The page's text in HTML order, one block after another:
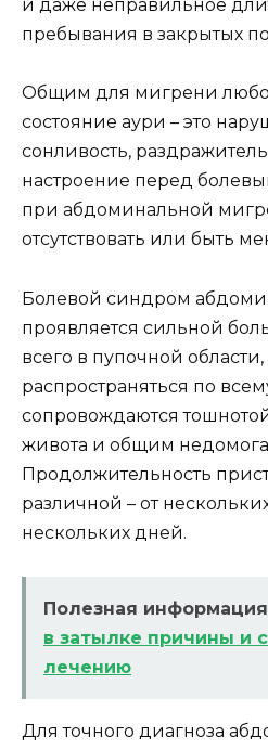
и даже неправильное
пребывания в закрытых
Общим для мигрени
состояние аури – это
сонливость,
настроение перед
при абдоминальной
отсутствовать или быть
Болевой синдром
проявляется сильной
всего в пупочной
распространяться по
сопровождаются
живота и общим
Продолжительность
различной – от
нескольких дней.
Полезная
в затылке причины и
лечению
Для точного диагноза